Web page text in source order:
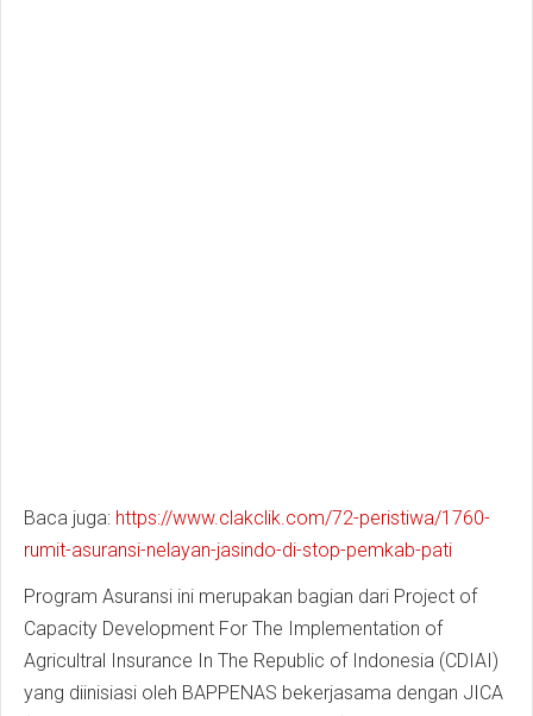
Baca juga: https://www.clakclik.com/72-peristiwa/1760-
rumit-asuransi-nelayan-jasindo-di-stop-pemkab-pati
Program Asuransi ini merupakan bagian dari Project of
Capacity Development For The Implementation of
Agricultral Insurance In The Republic of Indonesia (CDIAI)
yang diinisiasi oleh BAPPENAS bekerjasama dengan JICA